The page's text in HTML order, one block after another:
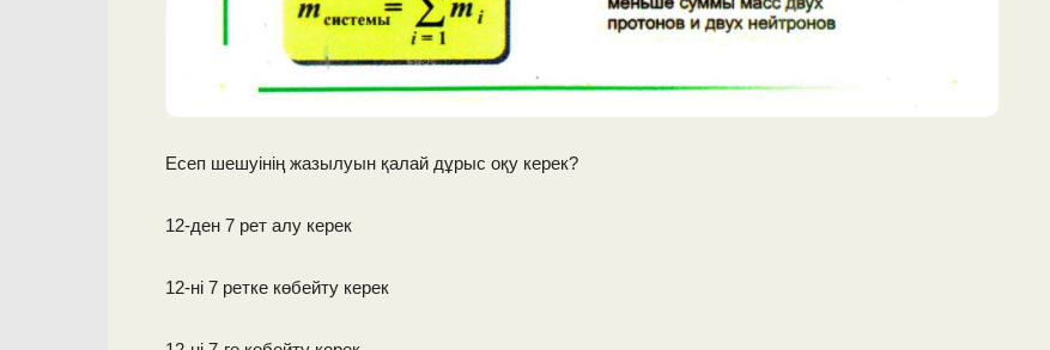
Есеп шешуінің жазылуын қалай дұрыс оқу керек?
12-ден 7 рет алу керек
12-ні 7 ретке көбейту керек